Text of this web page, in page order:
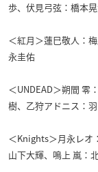
歩、伏見弓弦：橋本
＜紅月＞蓮巳敬人：
永圭佑
＜UNDEAD＞朔間 零
樹、乙狩アドニス：
＜Knights＞月永レオ
山下大輝、鳴上 嵐：